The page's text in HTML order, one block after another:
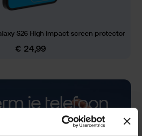
S26 High impact screen protector
Normale prijs:
€ 24,99
je telefoon
hoesje